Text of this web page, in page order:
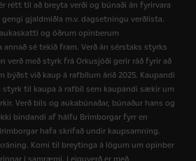
rétt til að breyta verði og búnaði án fyrirvara
gengi gjaldmiðla m.v. dagsetningu verðlista.
og öðrum opinberum
sé tekið fram. Verð án sérstaks styrks
verð með styrk frá Orkusjóði gerir ráð fyrir að
býðst við kaup á rafbílum árið 2025. Kaupandi
til kaupa á rafbíl sem kaupandi sækir um
Verð bíls og aukabúnaðar, búnaður hans og
bindandi af hálfu Brimborgar fyrr en
hafa skrifað undir kaupsamning.
Komi til breytinga á lögum um opinber